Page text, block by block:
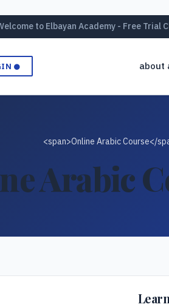
about
Arabic